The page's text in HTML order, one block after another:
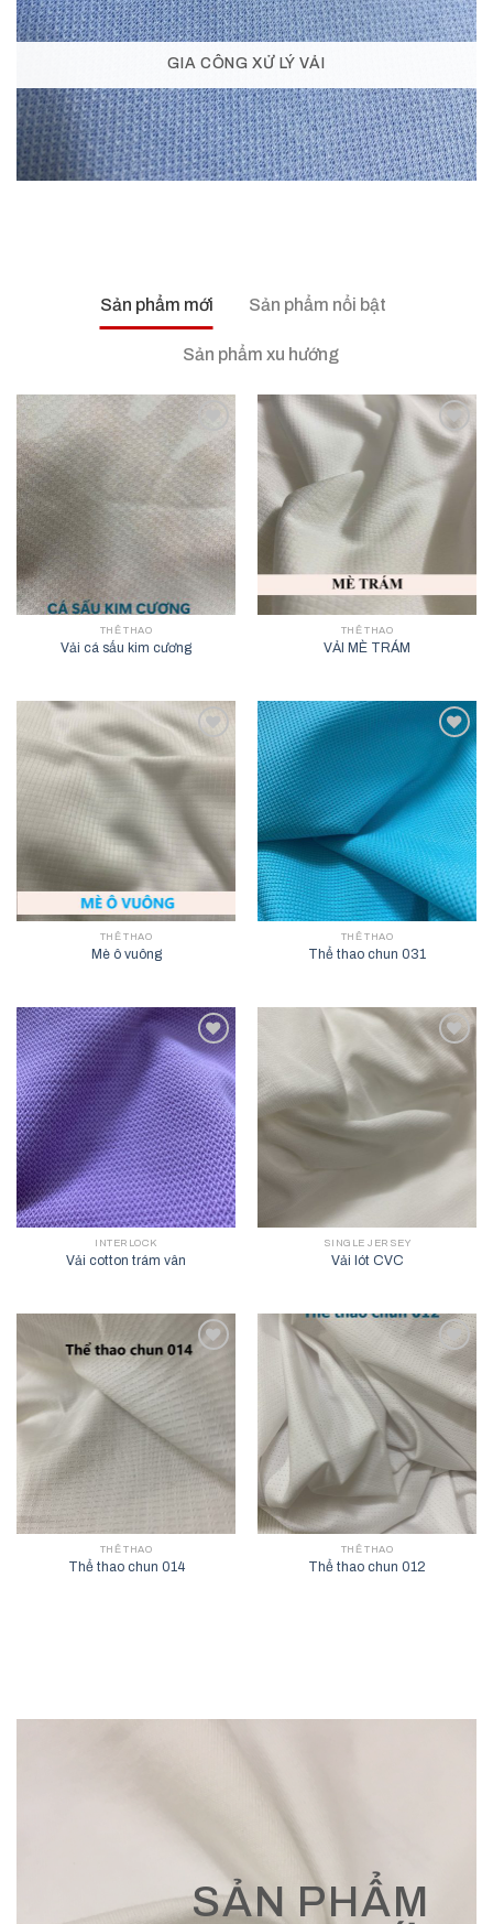
GIA CÔNG XỬ LÝ VẢI
Sản phẩm mới Sản phẩm nổi bật
Sản phẩm xu hướng
Add to
wishlist
THỂ THAO
Vải cá sấu kim cương
Add to
wishlist
THỂ THAO
VẢI MÈ TRÁM
Add to
wishlist
THỂ THAO
Mè ô vuông
wishlist
THỂ THAO
Thể thao chun 031
Add to
wishlist
INTERLOCK
Vải cotton trám vân
Add to
wishlist
SINGLE JERSEY
Vải lót CVC
THỂ THAO
Thể thao chun 014
Add to
wishlist
THỂ THAO
Thể thao chun 012
SẢN PHẨM